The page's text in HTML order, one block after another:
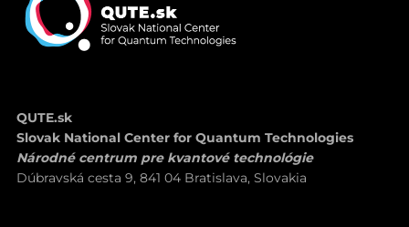
QUTE.sk
Slovak National Center for Quantum Technologies
Národné centrum pre kvantové technológie
Dúbravská cesta 9, 841 04 Bratislava, Slovakia